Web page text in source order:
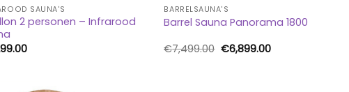
SAUNA'S
2 personen – Infrarood
BARRELSAUNA'S
Barrel Sauna Panorama 1800
€7,499.00 Oorspronkelijke
prijs
€6,899.00Huidige